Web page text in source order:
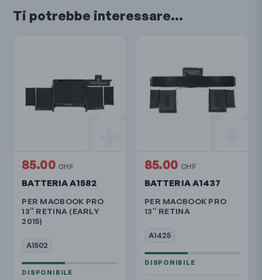
Ti potrebbe interessare…
BATTERIA A1582
PER MACBOOK PRO
13″ RETINA (EARLY
2015)
A1502
85.00 CHF
BATTERIA A1437
PER MACBOOK PRO
13″ RETINA
A1425
85.00 CHF